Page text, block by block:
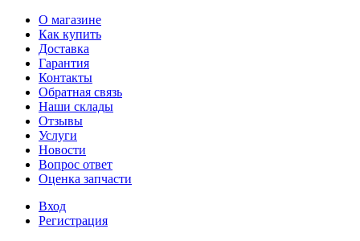
О магазине
Как купить
Доставка
Гарантия
Контакты
Обратная связь
Наши склады
Отзывы
Услуги
Новости
Вопрос ответ
Оценка запчасти
Вход
Регистрация